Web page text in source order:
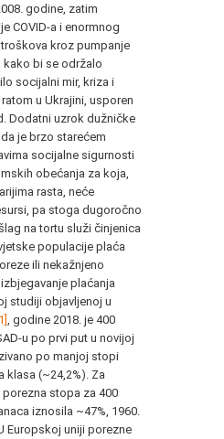
godine, zatim
COVID-a i enormnog
kroz pumpanje
kako bi se održalo
socijalni mir, kriza i
u Ukrajini, usporen
Dodatni uzrok dužničke
je brzo starećem
socijalne sigurnosti
obećanja za koja,
rasta, neće
pa stoga dugoročno
na tortu služi činjenica
populacije plaća
ili nekažnjeno
plaćanja
studiji objavljenoj u
[1]
, godine 2018. je 400
u po prvi put u novijoj
po manjoj stopi
klasa (~24,2%). Za
stopa za 400
iznosila ~47%, 1960.
Europskoj uniji porezne